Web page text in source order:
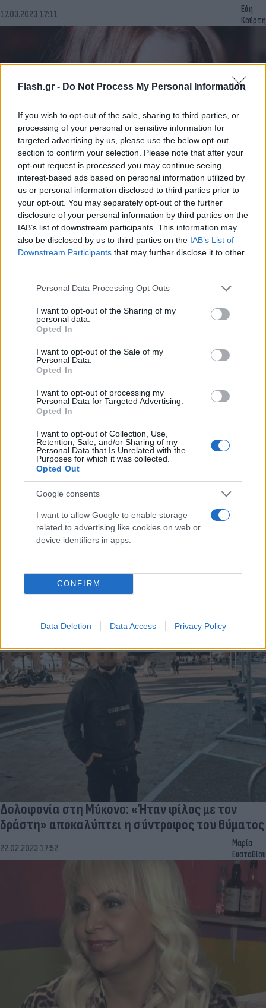
Flash.gr - Do Not Process My Personal Information
If you wish to opt-out of the sale, sharing to third parties, or
processing of your personal or sensitive information for
targeted advertising by us, please use the below opt-out
section to confirm your selection. Please note that after your
opt-out request is processed you may continue seeing
interest-based ads based on personal information utilized by
us or personal information disclosed to third parties prior to
your opt-out. You may separately opt-out of the further
disclosure of your personal information by third parties on the
IAB’s list of downstream participants. This information may
also be disclosed by us to third parties on the IAB’s List of
Downstream Participants that may further disclose it to other
Please note that this website/app uses one or more Google
not limited to your visit or usage behaviour. You may click to
grant or deny consent to Google and its third-party tags to
use your data for below specified purposes in below Google
consent section.
Personal Data Processing Opt Outs
I want to opt-out of the Sharing of my
personal data.
Opted In
I want to opt-out of the Sale of my
Personal Data.
Opted In
I want to opt-out of processing my
Personal Data for Targeted Advertising.
Opted In
I want to opt-out of Collection, Use,
Retention, Sale, and/or Sharing of my
Personal Data that Is Unrelated with the
Purposes for which it was collected.
Opted Out
Google consents
I want to allow Google to enable storage
related to advertising like cookies on web or
device identifiers in apps.
CONFIRM
Data Deletion Data Access Privacy Policy
17.03.2023 17:11
Εύη
Κούρτη
Πάφος: Δεύτερη νεκροτομή ζητά ο ύποπτος για
τη δολοφονία της 28χρονης Λέσια
13.03.2023 23:40
Εύη
Ανδρέας Μικρούτσικος: Πώς είναι η κατάσταση
της υγείας του [vid]
25.02.2023 12:02
QatarGate: Αποφυλακίζεται ο Φραντσέσκο
Κούρτη
Δολοφονία στη Μύκονο: «Ήταν φίλος με τον
δράστη» αποκαλύπτει η σύντροφος του θύματος
22.02.2023 17:52
Μαρία
Ευσταθίου